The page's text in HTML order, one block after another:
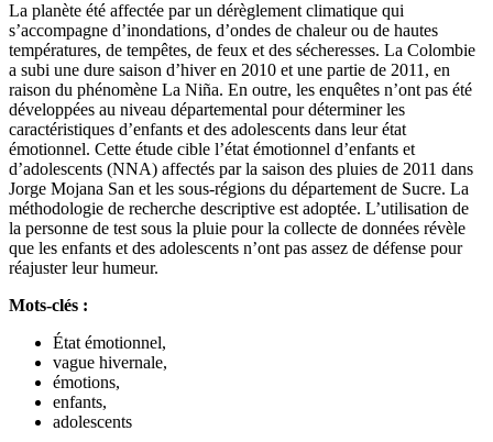
La planète été affectée par un dérèglement climatique qui
s’accompagne d’inondations, d’ondes de chaleur ou de hautes
températures, de tempêtes, de feux et des sécheresses. La Colombie
a subi une dure saison d’hiver en 2010 et une partie de 2011, en
raison du phénomène La Niña. En outre, les enquêtes n’ont pas été
développées au niveau départemental pour déterminer les
caractéristiques d’enfants et des adolescents dans leur état
émotionnel. Cette étude cible l’état émotionnel d’enfants et
d’adolescents (NNA) affectés par la saison des pluies de 2011 dans
Jorge Mojana San et les sous-régions du département de Sucre. La
méthodologie de recherche descriptive est adoptée. L’utilisation de
la personne de test sous la pluie pour la collecte de données révèle
que les enfants et des adolescents n’ont pas assez de défense pour
réajuster leur humeur.
Mots-clés :
État émotionnel,
vague hivernale,
émotions,
enfants,
adolescents